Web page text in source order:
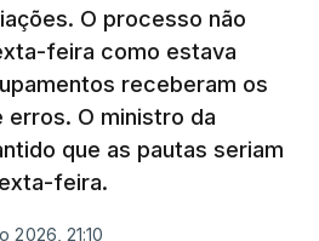
O processo não
feira como estava
receberam os
O ministro da
que as pautas seriam
feira.
2026, 21:10